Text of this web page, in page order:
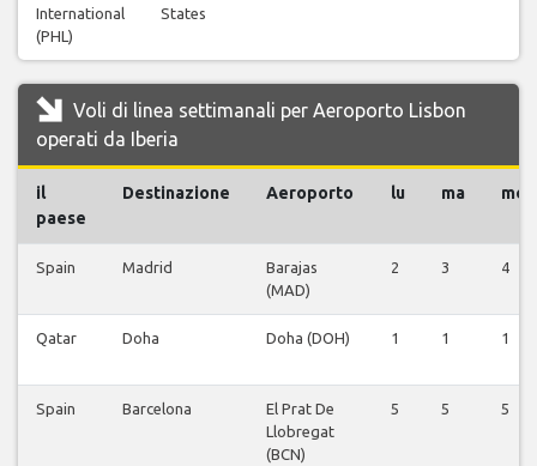
International
(PHL)
States
Voli di linea settimanali per Aeroporto Lisbon
operati da Iberia
il
paese
Destinazione Aeroporto lu ma me
Spain Madrid
Barajas
(MAD)
2 3 4
Qatar Doha Doha (DOH) 1 1 1
Spain Barcelona
El Prat De
Llobregat
(BCN)
5 5 5